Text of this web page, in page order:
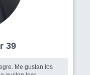
39
Me gustan los